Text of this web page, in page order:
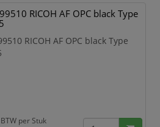
RICOH AF OPC black Type
RICOH AF OPC black Type
per Stuk